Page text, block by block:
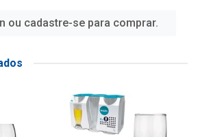
ou cadastre-se para comprar.